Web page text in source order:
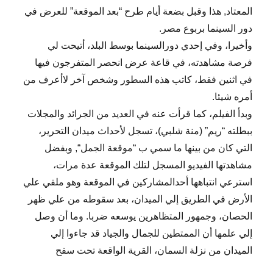
المعتاد, هذا وقبل بضعة أيام طرح “بعد الموقعة” للعرض في
دور السينما بربوع مصر.
وأخيرا، وفي إحدي دورالسينما بوسط البلد، أتيحت لي
فرصة مشاهدته، في قاعة عرض انحصر المتفرجون فيها
في اثنين فقط، كاتب هذه السطور وشخص آخر لاأعرف من
أمره شيئا.
وبدأ الفيلم، كما قرأت عنه في العديد من الجرائد والمجلات
ببطلته “ريم” (منة شلبي)، تسجل لأحداث ميدان التحرير،
التي كان من بينها ما سمي ب “موقعة الجمل“, وبفضل
مشاهدتها الفيديو المسجل لتلك الموقعة عدة مرات،
استرعي انتباهها أحدالمشاركين في الموقعة وهو ملقي علي
الأرض في الطريق إلي الميدان، بعد سقوطه من علي ظهر
الحصان، وجمهور المتظاهرين يوسعه ضربا. وما أن وصل
إلي علمها أن الممتطين للجمال والجياد قد جاءوا إلي
الميدان من نزلة السمان، القرية الواقعة تحت سفح